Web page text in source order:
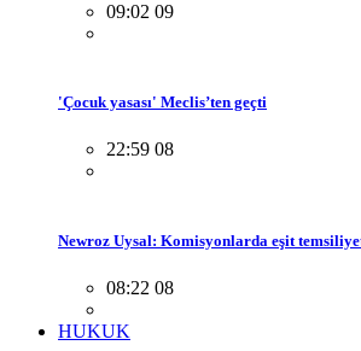
09:02 09
'Çocuk yasası' Meclis’ten geçti
22:59 08
Newroz Uysal: Komisyonlarda eşit
08:22 08
HUKUK